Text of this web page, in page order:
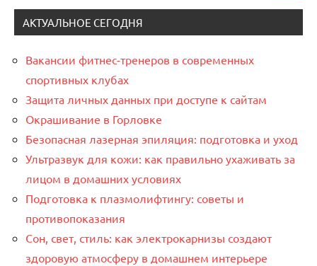
АКТУАЛЬНОЕ СЕГОДНЯ
Вакансии фитнес-тренеров в современных
спортивных клубах
Защита личных данных при доступе к сайтам
Окрашивание в Горловке
Безопасная лазерная эпиляция: подготовка и уход
Ультразвук для кожи: как правильно ухаживать за
лицом в домашних условиях
Подготовка к плазмолифтингу: советы и
противопоказания
Сон, свет, стиль: как электрокарнизы создают
здоровую атмосферу в домашнем интерьере